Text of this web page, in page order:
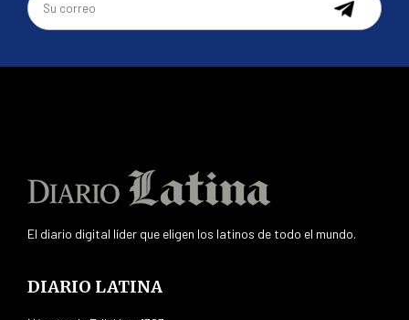
El diario digital líder que eligen los latinos de todo el mundo.
DIARIO LATINA